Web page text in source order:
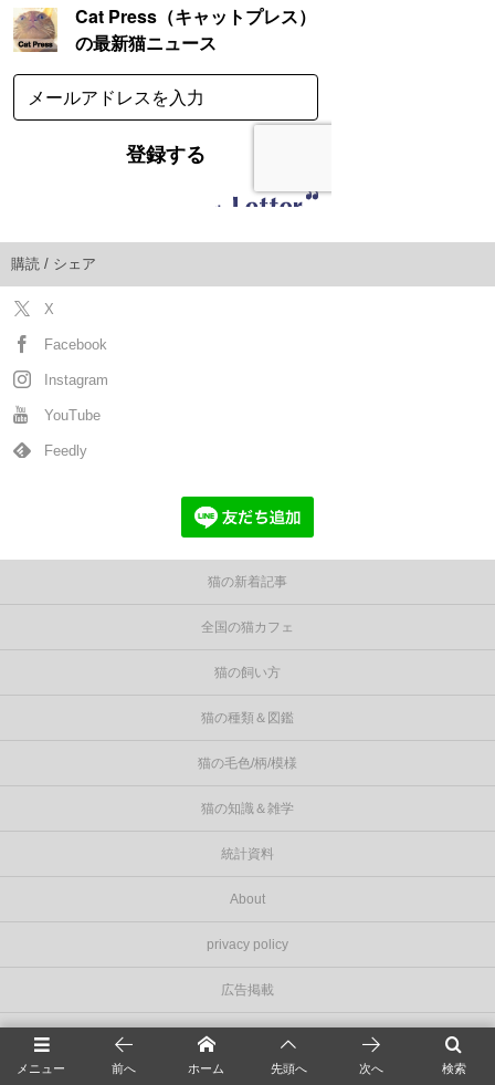
購読 / シェア
X
Facebook
Instagram
YouTube
Feedly
猫の新着記事
全国の猫カフェ
猫の飼い方
猫の種類＆図鑑
猫の毛色/柄/模様
猫の知識＆雑学
統計資料
About
privacy policy
広告掲載
お問い合わせ
メニュー 検索
前へ ホーム 先頭へ 次へ